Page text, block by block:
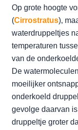
Op grote hoogte
(Cirrostratus),
waterdruppeltjes
temperaturen
van de
De
moeilijker
onderkoeld
gevolge daarvan
druppeltje groter